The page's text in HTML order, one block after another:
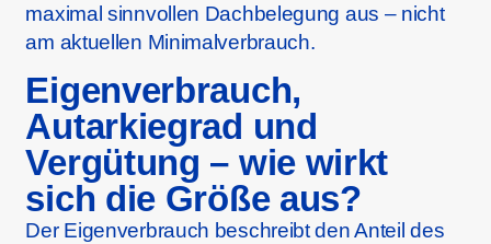
maximal sinnvollen Dachbelegung aus – nicht
am aktuellen Minimalverbrauch.
Eigenverbrauch,
Autarkiegrad und
Vergütung – wie wirkt
sich die Größe aus?
Der Eigenverbrauch beschreibt den Anteil des